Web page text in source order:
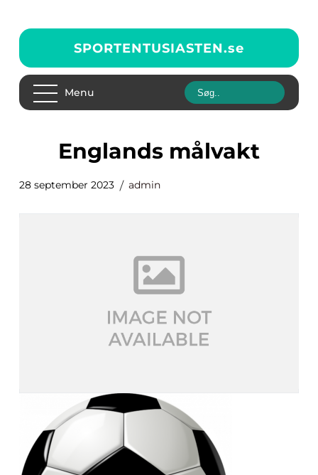
SPORTENTUSIASTEN.se
Menu
englands målvakt
28 september 2023 admin